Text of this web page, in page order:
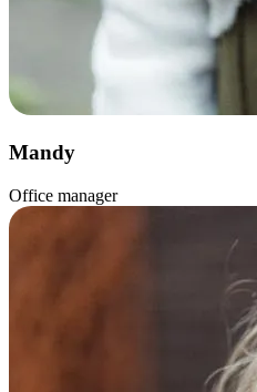
Mandy
Office manager